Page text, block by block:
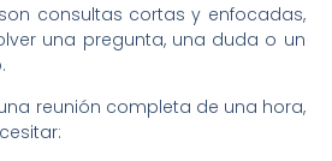
consultas cortas y enfocadas,
una pregunta, una duda o un
reunión completa de una hora,